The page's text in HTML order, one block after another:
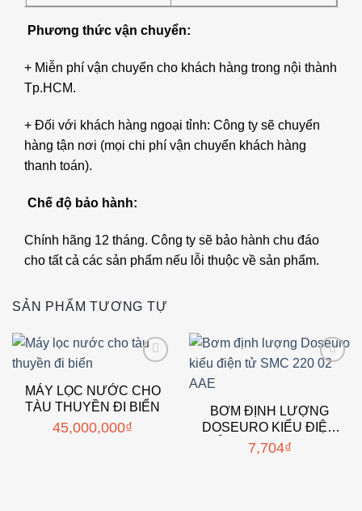
Phương thức vận chuyển:
+ Miễn phí vận chuyển cho khách hàng trong nội thành
Tp.HCM.
+ Đối với khách hàng ngoại tỉnh: Công ty sẽ chuyển
hàng tận nơi (mọi chi phí vận chuyển khách hàng
thanh toán).
Chế độ bảo hành:
Chính hãng 12 tháng. Công ty sẽ bảo hành chu đáo
cho tất cả các sản phẩm nếu lỗi thuộc về sản phẩm.
SẢN PHẨM TƯƠNG TỰ
wishlist
MÁY LỌC NƯỚC CHO
TÀU THUYỀN ĐI BIỂN
45,000,000₫
BƠM ĐỊNH LƯỢNG
DOSEURO KIỂU ĐIỆN
TỬ SMC 220 02 AAE
7,704₫